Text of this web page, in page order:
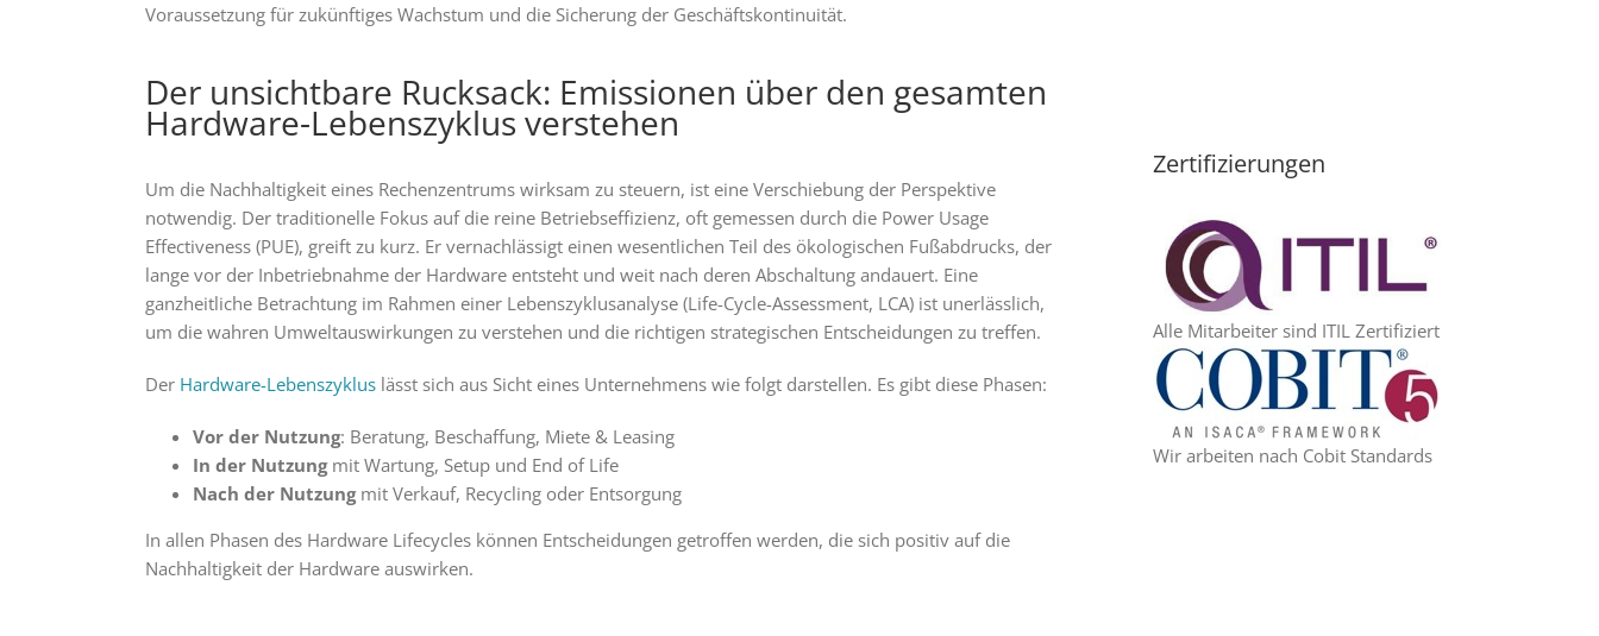
Voraussetzung für zukünftiges Wachstum und die Sicherung der Geschäftskontinuität.
Der unsichtbare Rucksack: Emissionen über den gesamten
Hardware-Lebenszyklus verstehen
Um die Nachhaltigkeit eines Rechenzentrums wirksam zu steuern, ist eine Verschiebung der Perspektive
notwendig. Der traditionelle Fokus auf die reine Betriebseffizienz, oft gemessen durch die Power Usage
Effectiveness (PUE), greift zu kurz. Er vernachlässigt einen wesentlichen Teil des ökologischen Fußabdrucks, der
lange vor der Inbetriebnahme der Hardware entsteht und weit nach deren Abschaltung andauert. Eine
ganzheitliche Betrachtung im Rahmen einer Lebenszyklusanalyse (Life-Cycle-Assessment, LCA) ist unerlässlich,
um die wahren Umweltauswirkungen zu verstehen und die richtigen strategischen Entscheidungen zu treffen.
Der Hardware-Lebenszykluslässt sich aus Sicht eines Unternehmens wie folgt darstellen. Es gibt diese Phasen:
Vor der Nutzung: Beratung, Beschaffung, Miete & Leasing
In der Nutzungmit Wartung, Setup und End of Life
Nach der Nutzungmit Verkauf, Recycling oder Entsorgung
In allen Phasen des Hardware Lifecycles können Entscheidungen getroffen werden, die sich positiv auf die
Nachhaltigkeit der Hardware auswirken.
Zertifizierungen
Alle Mitarbeiter sind ITIL Zertifiziert
Wir arbeiten nach Cobit Standards